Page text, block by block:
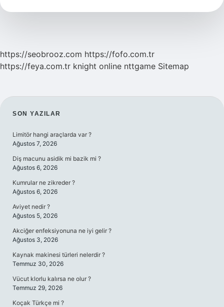
https://seobrooz.com https://fofo.com.tr
https://feya.com.tr knight online nttgame Sitemap
SIDEBAR
SON YAZILAR
Limitör hangi araçlarda var ?
Ağustos 7, 2026
Diş macunu asidik mi bazik mi ?
Ağustos 6, 2026
Kumrular ne zikreder ?
Ağustos 6, 2026
Aviyet nedir ?
Ağustos 5, 2026
Akciğer enfeksiyonuna ne iyi gelir ?
Ağustos 3, 2026
Kaynak makinesi türleri nelerdir ?
Temmuz 30, 2026
Vücut klorlu kalırsa ne olur ?
Temmuz 29, 2026
Koçak Türkçe mi ?